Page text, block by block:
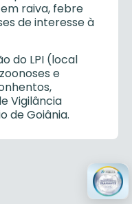
raiva, febre
de interesse à
do LPI (local
e
Vigilância
de Goiânia.